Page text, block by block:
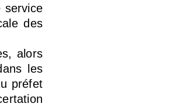
service
des
alors
les
préfet